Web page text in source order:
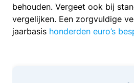
behouden. Vergeet ook bij
vergelijken. Een zorgvuldige
jaarbasis honderden euro’s